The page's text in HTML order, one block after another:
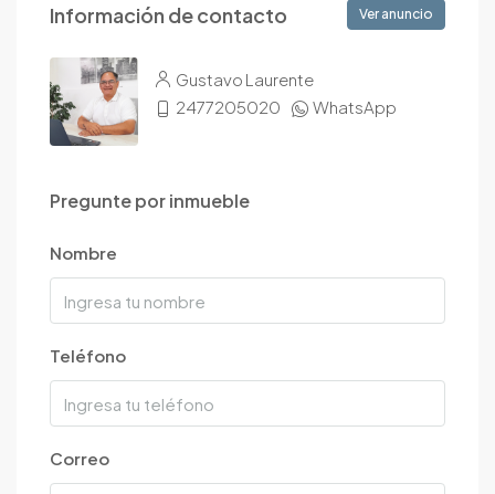
Información de contacto Ver anuncio
Gustavo Laurente
2477205020
WhatsApp
Pregunte por inmueble
Nombre
Teléfono
Correo